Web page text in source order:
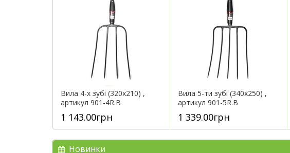
Вила 4-х зубі (320х210) ,
артикул 901-4R.B
1 143.00грн
Вила 5-ти зубі (340х250) ,
артикул 901-5R.B
1 339.00грн
Новинки